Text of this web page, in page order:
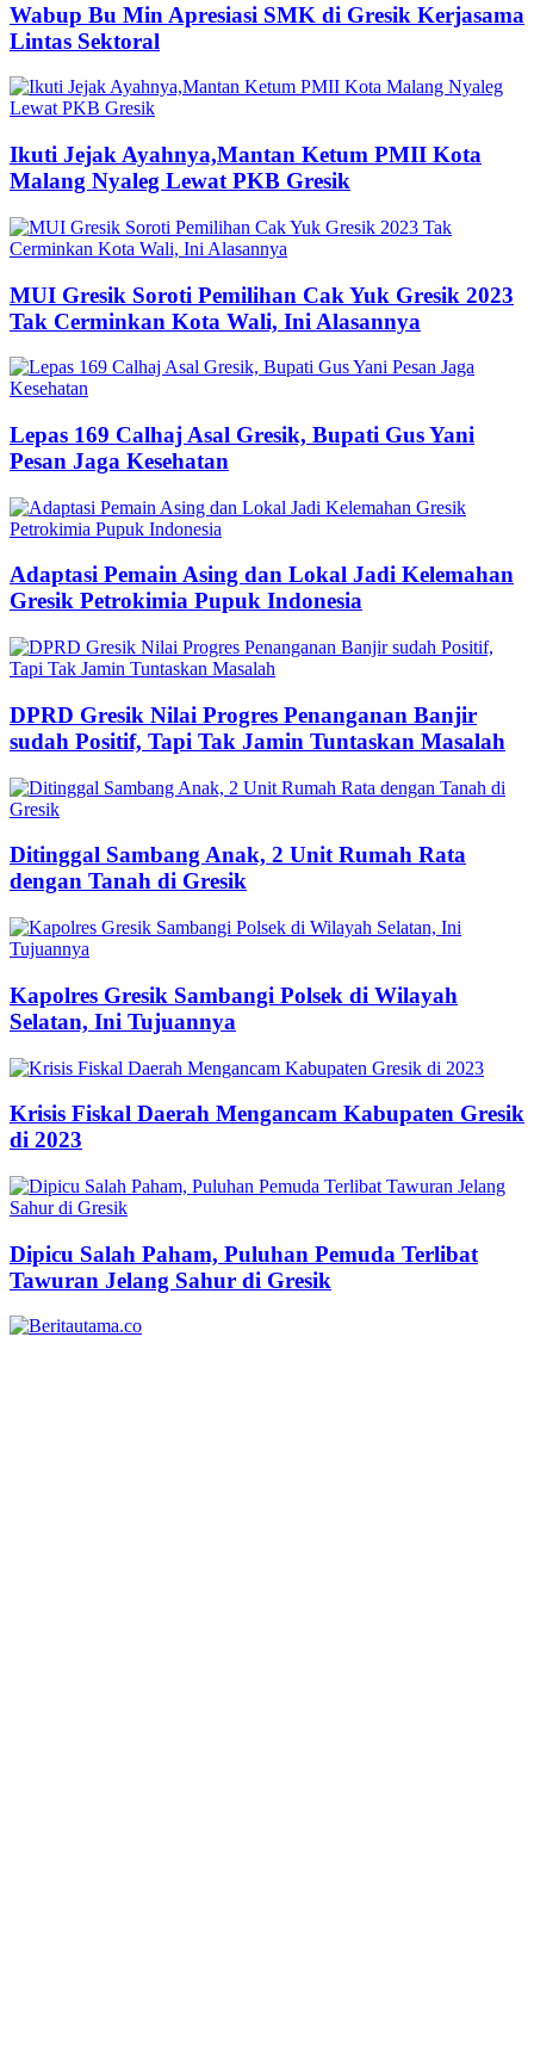
Wabup Bu Min Apresiasi SMK di Gresik Kerjasama
Lintas Sektoral
Ikuti Jejak Ayahnya,Mantan Ketum PMII Kota
Malang Nyaleg Lewat PKB Gresik
MUI Gresik Soroti Pemilihan Cak Yuk Gresik 2023
Tak Cerminkan Kota Wali, Ini Alasannya
Lepas 169 Calhaj Asal Gresik, Bupati Gus Yani
Pesan Jaga Kesehatan
Adaptasi Pemain Asing dan Lokal Jadi Kelemahan
Gresik Petrokimia Pupuk Indonesia
DPRD Gresik Nilai Progres Penanganan Banjir
sudah Positif, Tapi Tak Jamin Tuntaskan Masalah
Ditinggal Sambang Anak, 2 Unit Rumah Rata
dengan Tanah di Gresik
Kapolres Gresik Sambangi Polsek di Wilayah
Selatan, Ini Tujuannya
Krisis Fiskal Daerah Mengancam Kabupaten Gresik
di 2023
Dipicu Salah Paham, Puluhan Pemuda Terlibat
Tawuran Jelang Sahur di Gresik